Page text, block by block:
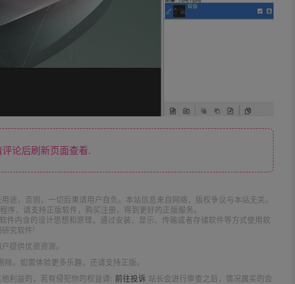
论后刷新页面查看.
，否则，一切后果请用户自负。本站信息来自网络，版权争议与本站无关。
，请支持正版软件，购买注册，得到更好的正版服务。
内含的设计思想和原理，通过安装、显示、传输或者存储软件等方式使用软
究软件!
提供优资资源。
。如需体验更多乐趣，还请支持正版。
利益的，若有侵犯你的权益请: 前往投诉 站长会进行审查之后，情况属实的会